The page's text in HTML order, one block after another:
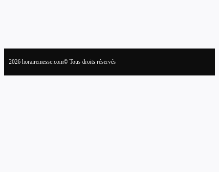
2026 horairemesse.com© Tous droits réservés